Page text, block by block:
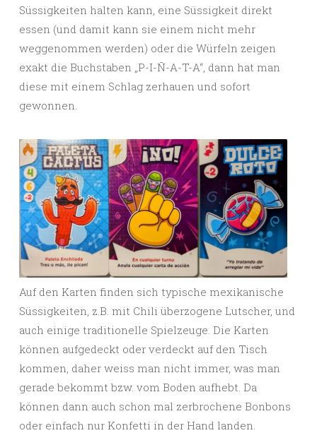
Süssigkeiten halten kann, eine Süssigkeit direkt
essen (und damit kann sie einem nicht mehr
weggenommen werden) oder die Würfeln zeigen
exakt die Buchstaben „P-I-Ñ-A-T-A“, dann hat man
diese mit einem Schlag zerhauen und sofort
gewonnen.
Auf den Karten finden sich typische mexikanische
Süssigkeiten, z.B. mit Chili überzogene Lutscher, und
auch einige traditionelle Spielzeuge. Die Karten
können aufgedeckt oder verdeckt auf den Tisch
kommen, daher weiss man nicht immer, was man
gerade bekommt bzw. vom Boden aufhebt. Da
können dann auch schon mal zerbrochene Bonbons
oder einfach nur Konfetti in der Hand landen.